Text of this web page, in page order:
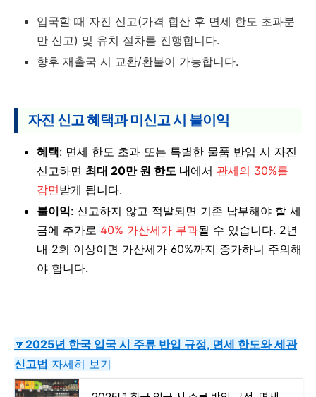
입국할 때 자진 신고(가격 합산 후 면세 한도 초과분
만 신고) 및 유치 절차를 진행합니다.
향후 재출국 시 교환/환불이 가능합니다.
자진 신고 혜택과 미신고 시 불이익
혜택: 면세 한도 초과 또는 특별한 물품 반입 시 자진
신고하면 최대 20만 원 한도 내에서 관세의 30%를
감면받게 됩니다.
불이익: 신고하지 않고 적발되면 기존 납부해야 할 세
금에 추가로 40% 가산세가 부과될 수 있습니다. 2년
내 2회 이상이면 가산세가 60%까지 증가하니 주의해
야 합니다.
🔽 2025년 한국 입국 시 주류 반입 규정, 면세 한도와 세관
신고법 자세히 보기